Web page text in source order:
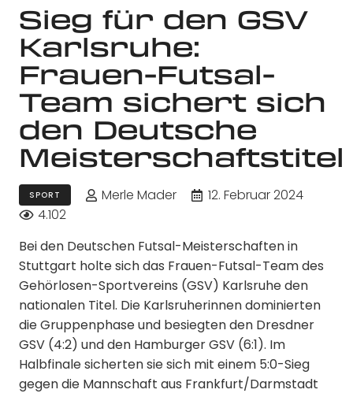
Sieg für den GSV
Karlsruhe:
Frauen-Futsal-
Team sichert sich
den Deutsche
Meisterschaftstitel
SPORT Merle Mader
12. Februar 2024
4.102
Bei den Deutschen Futsal-Meisterschaften in
Stuttgart holte sich das Frauen-Futsal-Team des
Gehörlosen-Sportvereins (GSV) Karlsruhe den
nationalen Titel. Die Karlsruherinnen dominierten
die Gruppenphase und besiegten den Dresdner
GSV (4:2) und den Hamburger GSV (6:1). Im
Halbfinale sicherten sie sich mit einem 5:0-Sieg
gegen die Mannschaft aus Frankfurt/Darmstadt